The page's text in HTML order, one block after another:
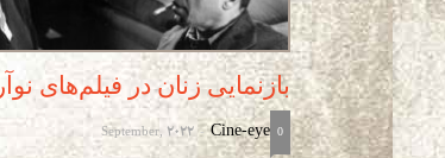
بازنمایی زنان در فیلم‌های نوآر
Cine-eye
-
September, 2022 0